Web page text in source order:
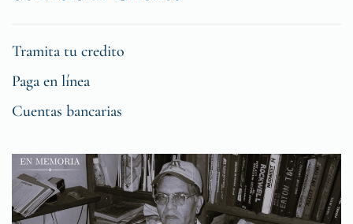
Tramita tu credito
Paga en línea
Cuentas bancarias